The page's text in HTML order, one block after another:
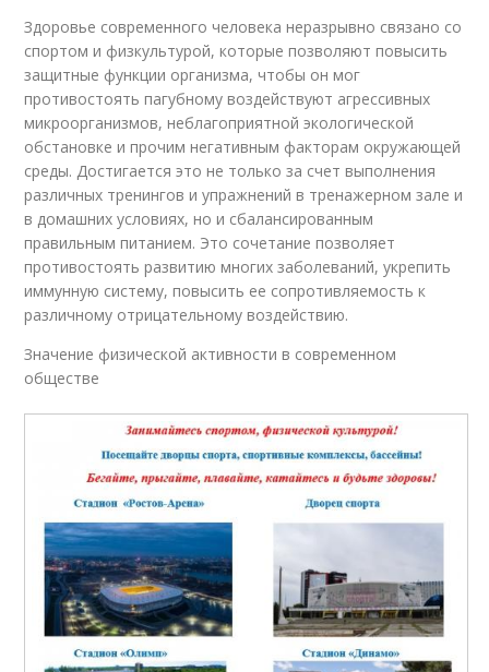
Здоровье современного человека неразрывно связано со
спортом и физкультурой, которые позволяют повысить
защитные функции организма, чтобы он мог
противостоять пагубному воздействуют агрессивных
микроорганизмов, неблагоприятной экологической
обстановке и прочим негативным факторам окружающей
среды. Достигается это не только за счет выполнения
различных тренингов и упражнений в тренажерном зале и
в домашних условиях, но и сбалансированным
правильным питанием. Это сочетание позволяет
противостоять развитию многих заболеваний, укрепить
иммунную систему, повысить ее сопротивляемость к
различному отрицательному воздействию.
Значение физической активности в современном
обществе